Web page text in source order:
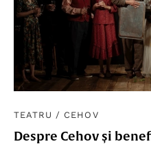
TEATRU / CEHOV
Despre Cehov și